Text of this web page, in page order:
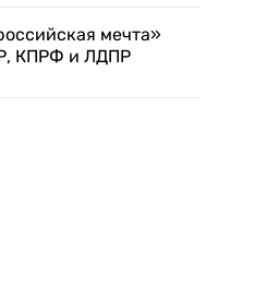
мечта»
КПРФ и ЛДПР